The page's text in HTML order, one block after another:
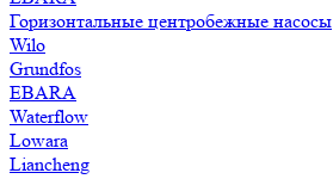
Горизонтальные центробежные насосы
Wilo
Grundfos
EBARA
Waterflow
Lowara
Liancheng